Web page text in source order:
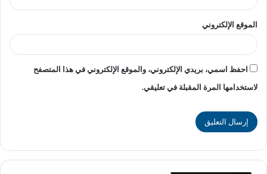
وتبعها المرور علي صالة الألعاب الرياضية الجيم والاسكواش
وزيارة المبني رقم ٨٠ رمايةافتراضية والتي شرف بعض الطلاب
بالتجربة الفعلية.
والانضباط والفخامة والتطور بالأكاديمية، وقد اشرف على
الزيارة الدكتور محمد جميل شاهين مدير عام الإدارة العامة
لرعاية الطلاب و أشرف علي الطلاب اسماء الهادي من نادية
الموقع الإلكتروني
احفظ اسمي، بريدي الإلكتروني، والموقع الإلكتروني في هذا المتصفح
لاستخدامها المرة المقبلة في تعليقي.